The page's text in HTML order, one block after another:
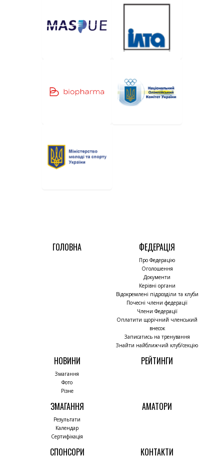
ГОЛОВНА ФЕДЕРАЦІЯ
Про Федерацію
Оголошення
Документи
Керівні органи
Відокремлені підрозділи та клуби
Почесні члени федерації
Члени Федерації
Оплатити щорічний членський
внесок
Записатись на тренування
Знайти найближчий клуб/секцію
НОВИНИ
Змагання
Фото
Різне
РЕЙТИНГИ
ЗМАГАННЯ
Результати
Календар
Сертифікація
АМАТОРИ
СПОНСОРИ
КОНТАКТИ